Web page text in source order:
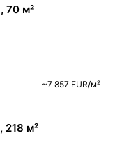
70 м²
~7 857 EUR/м²
218 м²